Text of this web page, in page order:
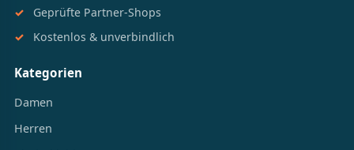
Vergleiche in Sekunden und finde das
Tagesaktuelle Preise
Geprüfte Partner-Shops
Kategorien